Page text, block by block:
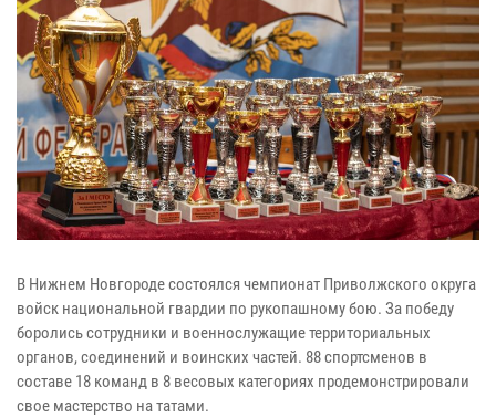
В Нижнем Новгороде состоялся чемпионат Приволжского округа
войск национальной гвардии по рукопашному бою. За победу
боролись сотрудники и военнослужащие территориальных
органов, соединений и воинских частей. 88 спортсменов в
составе 18 команд в 8 весовых категориях продемонстрировали
свое мастерство на татами.